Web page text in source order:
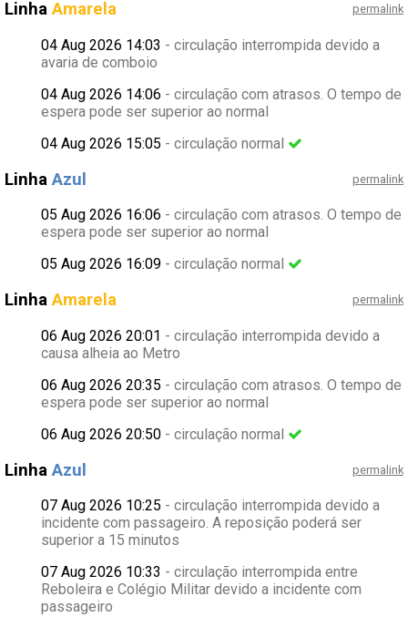
permalink
LinhaAmarela
04 Aug 2026 14:03 - circulação interrompida devido a
avaria de comboio
04 Aug 2026 14:06 - circulação com atrasos. O tempo de
espera pode ser superior ao normal
04 Aug 2026 15:05 - circulação normal
permalink
LinhaAzul
05 Aug 2026 16:06 - circulação com atrasos. O tempo de
espera pode ser superior ao normal
05 Aug 2026 16:09 - circulação normal
permalink
LinhaAmarela
06 Aug 2026 20:01 - circulação interrompida devido a
causa alheia ao Metro
06 Aug 2026 20:35 - circulação com atrasos. O tempo de
espera pode ser superior ao normal
06 Aug 2026 20:50 - circulação normal
permalink
LinhaAzul
07 Aug 2026 10:25 - circulação interrompida devido a
incidente com passageiro. A reposição poderá ser
superior a 15 minutos
07 Aug 2026 10:33 - circulação interrompida entre
Reboleira e Colégio Militar devido a incidente com
passageiro